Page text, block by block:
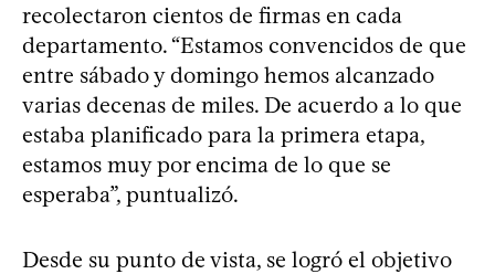
recolectaron cientos de firmas en cada
departamento. “Estamos convencidos de que
entre sábado y domingo hemos alcanzado
varias decenas de miles. De acuerdo a lo que
estaba planificado para la primera etapa,
estamos muy por encima de lo que se
esperaba”, puntualizó.
Desde su punto de vista, se logró el objetivo